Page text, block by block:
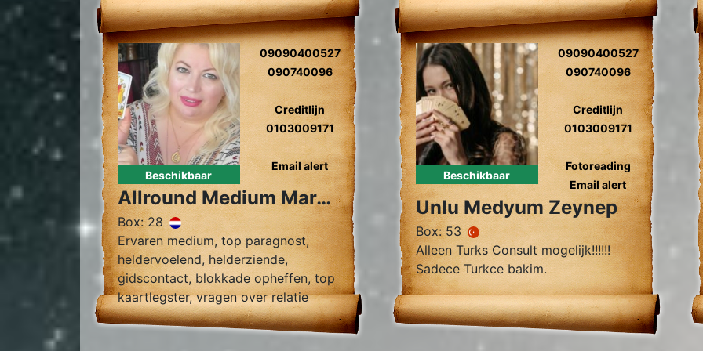
Beschikbaar
09090400527
090740096
Creditlijn
0103009171
Email alert
Allround Medium Margreta
Box: 28
Ervaren medium, top paragnost,
heldervoelend, helderziende,
gidscontact, blokkade opheffen, top
kaartlegster, vragen over relatie
problemen zielsrelaties, en toekomst
voorspelling 2024
Beschikbaar
09090400527
090740096
Creditlijn
0103009171
Fotoreading
Email alert
Unlu Medyum Zeynep
Box: 53
Alleen Turks Consult mogelijk!!!!!!
Sadece Turkce bakim.